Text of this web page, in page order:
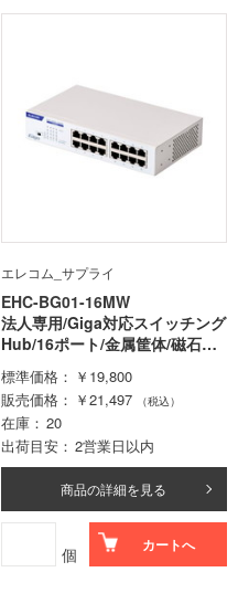
エレコム_サプライ
EHC-BG01-16MW
法人専用/Giga対応スイッチング
Hub/16ポート/金属筐体/磁石付
き/電源内蔵モデル/ホワイト
標準価格
￥19,800
販売価格
￥21,497 （税込）
在庫
20
出荷目安
2営業日以内
商品の詳細を見る
個 カートへ